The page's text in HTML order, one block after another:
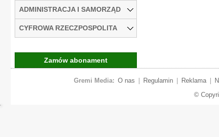
ADMINISTRACJA I SAMORZĄD
CYFROWA RZECZPOSPOLITA
Zamów abonament
Gremi Media: O nas Regulamin Reklama
©